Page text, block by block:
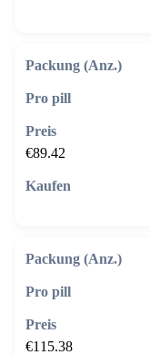
€89.42
€115.38